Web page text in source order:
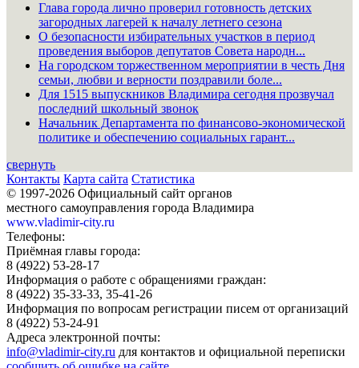
Глава города лично проверил готовность детских
загородных лагерей к началу летнего сезона
О безопасности избирательных участков в период
проведения выборов депутатов Совета народн...
На городском торжественном мероприятии в честь Дня
семьи, любви и верности поздравили боле...
Для 1515 выпускников Владимира сегодня прозвучал
последний школьный звонок
Начальник Департамента по финансово-экономической
политике и обеспечению социальных гарант...
свернуть
Контакты Карта сайта Статистика
© 1997-2026 Официальный сайт органов
местного самоуправления города Владимира
www.vladimir-city.ru
Телефоны:
Приёмная главы города:
8 (4922) 53-28-17
Информация о работе с обращениями граждан:
8 (4922) 35-33-33, 35-41-26
Информация по вопросам регистрации писем от организаций
8 (4922) 53-24-91
Адреса электронной почты:
info@vladimir-city.ru для контактов и официальной переписки